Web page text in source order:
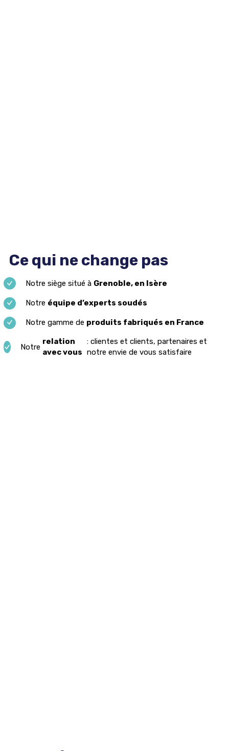
Ce qui ne change pas
Notre siège situé à Grenoble, en Isère
Notre équipe d’experts soudés
Notre gamme de produits fabriqués en France
Notre
relation
avec vous
: clientes et clients, partenaires et
notre envie de vous satisfaire